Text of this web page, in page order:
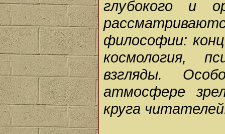
глубокого и
философии:
космология,
взгляды.
атмосфере
круга